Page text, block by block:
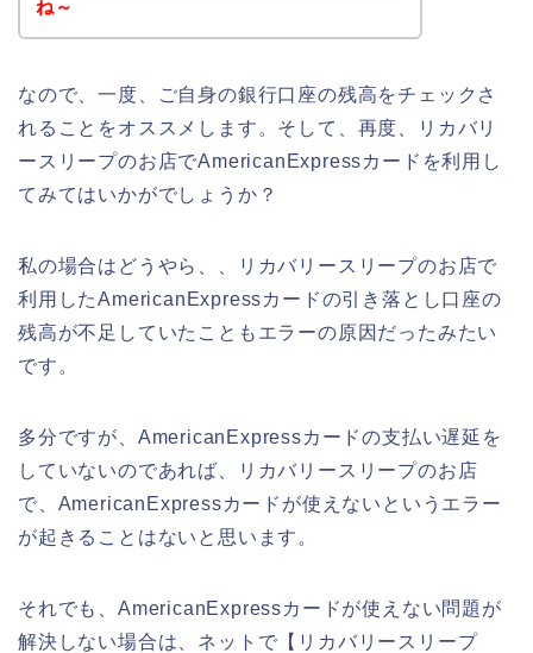
ね～
なので、一度、ご自身の銀行口座の残高をチェックさ
れることをオススメします。そして、再度、リカバリ
ースリープのお店でAmericanExpressカードを利用し
てみてはいかがでしょうか？
私の場合はどうやら、、リカバリースリープのお店で
利用したAmericanExpressカードの引き落とし口座の
残高が不足していたこともエラーの原因だったみたい
です。
多分ですが、AmericanExpressカードの支払い遅延を
していないのであれば、リカバリースリープのお店
で、AmericanExpressカードが使えないというエラー
が起きることはないと思います。
それでも、AmericanExpressカードが使えない問題が
解決しない場合は、ネットで【リカバリースリープ